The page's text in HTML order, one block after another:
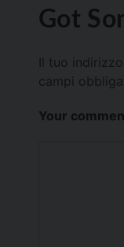
Got
Il tuo
campi
Your